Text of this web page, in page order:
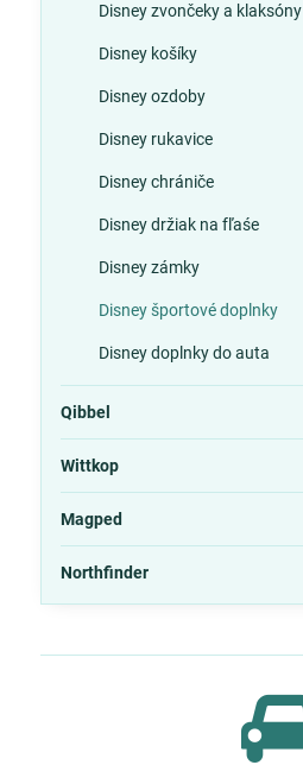
Disney zvončeky a klaksóny
Disney košíky
Disney ozdoby
Disney rukavice
Disney chrániče
Disney držiak na fľaśe
Disney zámky
Disney športové doplnky
Disney doplnky do auta
Qibbel
Wittkop
Magped
Northfinder